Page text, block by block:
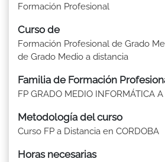
Formación Profesional
Curso de
Formación Profesional de Grado
de Grado Medio a distancia
Familia de Formación
FP GRADO MEDIO INFORMÁTICA
Metodología del curso
Curso FP a Distancia en CORDOBA
Horas necesarias